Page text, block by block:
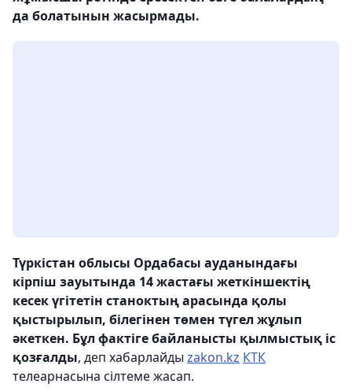
да болатынын жасырмады.
Түркістан облысы Ордабасы ауданындағы
кірпіш зауытында 14 жастағы жеткіншектің
кесек үгітетін станоктың арасында қолы
қыстырылып, білегінен төмен түгел жұлып
әкеткен. Бұл фактіге байланысты қылмыстық іс
қозғалды, деп хабарлайды zakon.kz КТК
телеарнасына сілтеме жасап.